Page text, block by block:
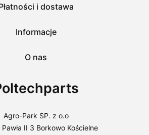
Agro-Park SP. z o.o
II 3 Borkowo Kościelne
i dostawa
Informacje
O nas